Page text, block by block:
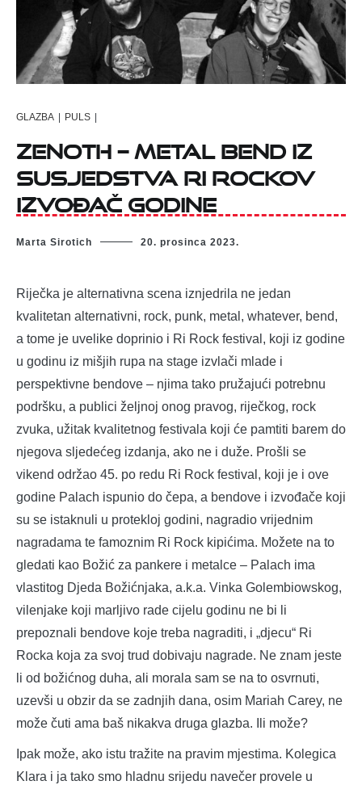
GLAZBA | PULS |
Zenoth – metal bend iz
susjedstva Ri Rockov
izvođač godine
Marta Sirotich 20. prosinca 2023.
Riječka je alternativna scena iznjedrila ne jedan
kvalitetan alternativni, rock, punk, metal, whatever, bend,
a tome je uvelike doprinio i Ri Rock festival, koji iz godine
u godinu iz mišjih rupa na stage izvlači mlade i
perspektivne bendove – njima tako pružajući potrebnu
podršku, a publici željnoj onog pravog, riječkog, rock
zvuka, užitak kvalitetnog festivala koji će pamtiti barem do
njegova sljedećeg izdanja, ako ne i duže. Prošli se
vikend održao 45. po redu Ri Rock festival, koji je i ove
godine Palach ispunio do čepa, a bendove i izvođače koji
su se istaknuli u protekloj godini, nagradio vrijednim
nagradama te famoznim Ri Rock kipićima. Možete na to
gledati kao Božić za pankere i metalce – Palach ima
vlastitog Djeda Božićnjaka, a.k.a. Vinka Golembiowskog,
vilenjake koji marljivo rade cijelu godinu ne bi li
prepoznali bendove koje treba nagraditi, i „djecu“ Ri
Rocka koja za svoj trud dobivaju nagrade. Ne znam jeste
li od božićnog duha, ali morala sam se na to osvrnuti,
uzevši u obzir da se zadnjih dana, osim Mariah Carey, ne
može čuti ama baš nikakva druga glazba. Ili može?
Ipak može, ako istu tražite na pravim mjestima. Kolegica
Klara i ja tako smo hladnu srijedu navečer provele u